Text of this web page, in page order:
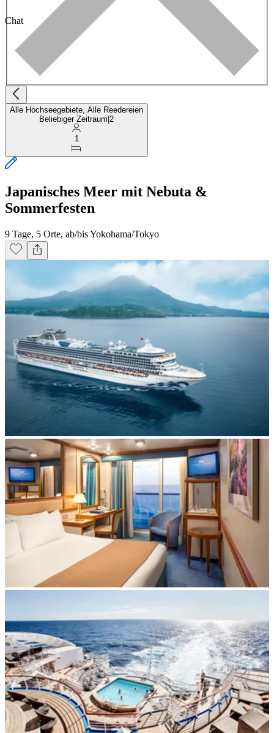
Chat
Alle Hochseegebiete, Alle Reedereien
Beliebiger Zeitraum 2
1
Japanisches Meer mit Nebuta &
Sommerfesten
9 Tage, 5 Orte, ab/bis Yokohama/Tokyo